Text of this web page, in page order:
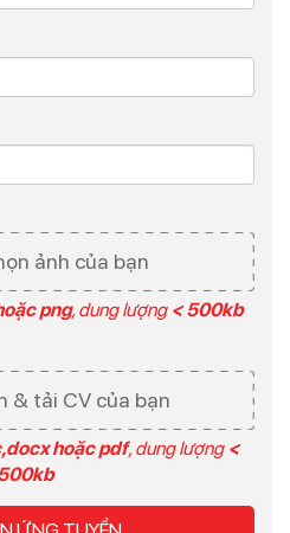
ảnh của bạn
png, dung lượng < 500kb
& tải CV của bạn
hoặc pdf, dung lượng <